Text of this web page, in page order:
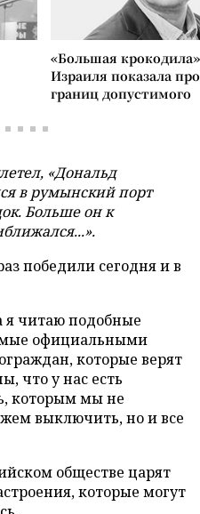
«Большая
Израиля показала
границ допустимого
«Дональд
в румынский порт
Больше он к
победили сегодня и в
я читаю подобные
официальными
которые верят
что у нас есть
которым мы не
выключить, но и все
обществе царят
которые могут